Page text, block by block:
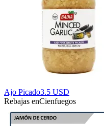
Ajo Picado3.5 USD
Rebajas enCienfuegos